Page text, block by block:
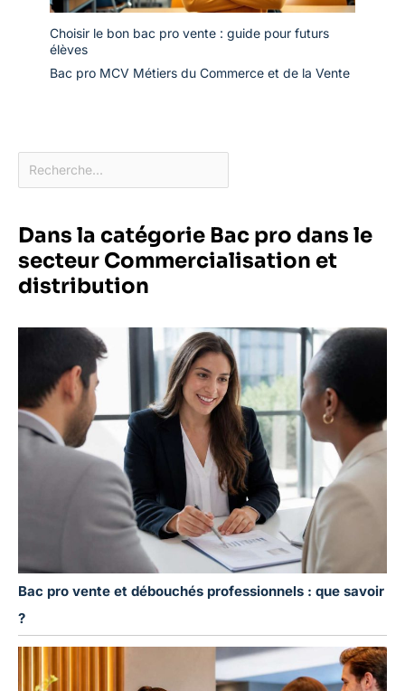
Choisir le bon bac pro vente : guide pour futurs
élèves
Bac pro MCV Métiers du Commerce et de la Vente
Dans la catégorie Bac pro dans le
secteur Commercialisation et
distribution
Bac pro vente et débouchés professionnels : que savoir
?